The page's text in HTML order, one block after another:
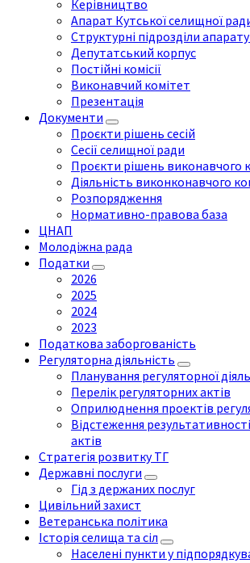
Керівництво
Апарат Кутської селищної
Структурні підрозділи
Депутатський корпус
Постійні комісії
Виконавчий комітет
Презентація
Документи
Проєкти рішень сесій
Сесії селищної ради
Проєкти рішень виконавчого
Діяльність виконконавчого
Розпорядження
Нормативно-правова база
ЦНАП
Молодіжна рада
Податки
2026
2025
2024
2023
Податкова заборгованість
Регуляторна діяльність
Планування регуляторної
Перелік регуляторних актів
Оприлюднення проектів
Відстеження
актів
Стратегія розвитку ТГ
Державні послуги
Гід з держаних послуг
Цивільний захист
Ветеранська політика
Історія селища та сіл
Населені пункти у